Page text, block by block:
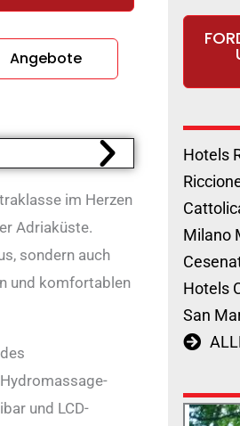
Angebote
im Herzen
Adriaküste.
sondern auch
und komfortablen
und LCD-
Hotels
Milano
Hotels
San